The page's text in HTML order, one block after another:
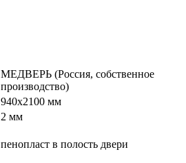
МЕДВЕРЬ (Россия, собственное
производство)
940х2100 мм
2 мм
пенопласт в полость двери